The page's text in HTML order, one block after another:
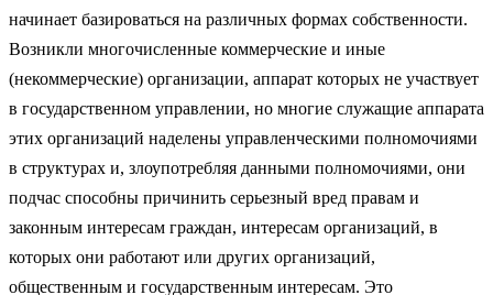
начинает базироваться на различных формах собственности.
Возникли многочисленные коммерческие и иные
(некоммерческие) организации, аппарат которых не участвует
в государственном управлении, но многие служащие аппарата
этих организаций наделены управленческими полномочиями
в структурах и, злоупотребляя данными полномочиями, они
подчас способны причинить серьезный вред правам и
законным интересам граждан, интересам организаций, в
которых они работают или других организаций,
общественным и государственным интересам. Это